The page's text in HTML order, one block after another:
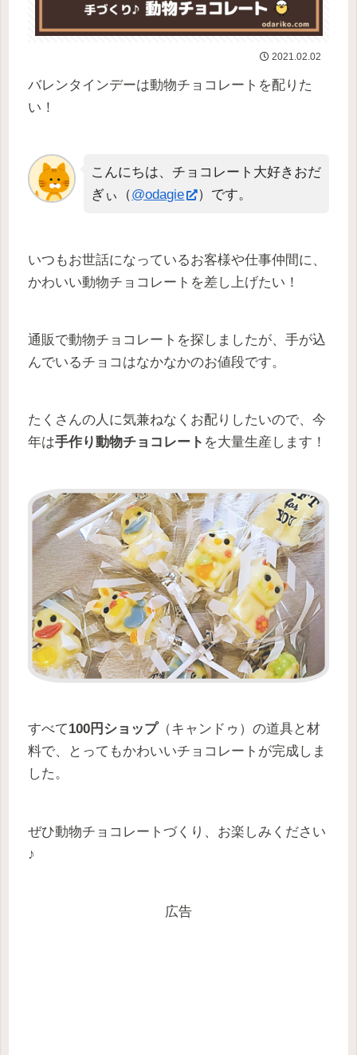
2021.02.02
バレンタインデーは動物チョコレートを配りた
い！
こんにちは、チョコレート大好きおだ
ぎぃ（@odagie ）です。
いつもお世話になっているお客様や仕事仲間に、
かわいい動物チョコレートを差し上げたい！
通販で動物チョコレートを探しましたが、手が込
んでいるチョコはなかなかのお値段です。
たくさんの人に気兼ねなくお配りしたいので、今
年は手作り動物チョコレート を大量生産します！
すべて100円ショップ（キャンドゥ）の道具と材
料で、とってもかわいいチョコレートが完成しま
した。
ぜひ動物チョコレートづくり、お楽しみください
♪
広告